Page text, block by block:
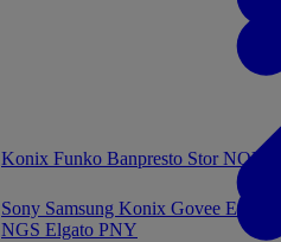
Konix Funko Banpresto Stor
Sony Samsung Konix Govee
NGS Elgato PNY